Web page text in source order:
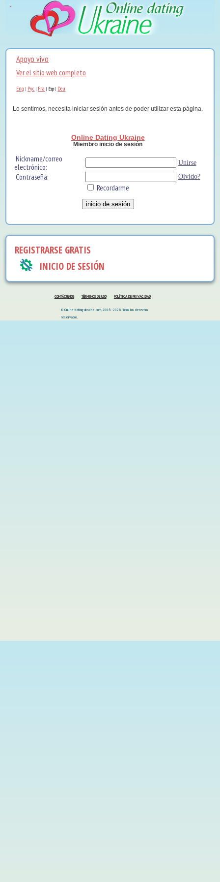
Apoyo vivo
Ver el sitio web completo
Eng | Рус | Fra | Esp| Deu
Lo sentimos, necesita iniciar sesión antes de poder utilizar esta página.
Online Dating Ukraine
Miembro inicio de sesión
Nickname/correo
electrónico:
Unirse
Contraseña: Olvido?
Recordarme
REGISTRARSE GRATIS
INICIO DE SESIÓN
CONTÁCTENOS TÉRMINOS DE USO POLÍTICA DE PRIVACIDAD
© Online-dating-ukraine.com, 2006 - 2026. Todos los derechos
reservados.